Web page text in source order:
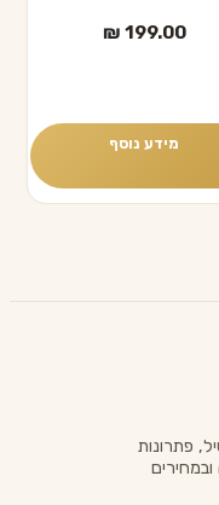
₪ 199.00
מידע נוסף
פתרונות